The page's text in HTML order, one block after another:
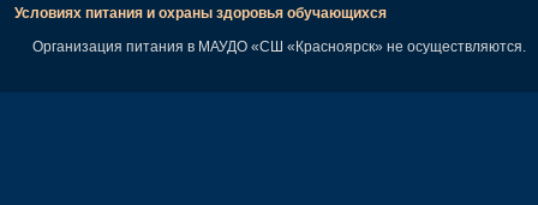
Условиях питания и охраны здоровья обучающихся
Организация питания в МАУДО «СШ «Красноярск» не осуществляются.